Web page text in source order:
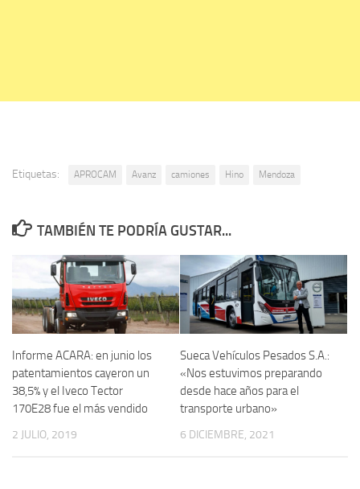
Etiquetas: APROCAM Avanz camiones Hino Mendoza
TAMBIÉN TE PODRÍA GUSTAR...
Informe ACARA: en junio los
patentamientos cayeron un
38,5% y el Iveco Tector
170E28 fue el más vendido
2 JULIO, 2019
Sueca Vehículos Pesados S.A.:
«Nos estuvimos preparando
desde hace años para el
transporte urbano»
6 DICIEMBRE, 2021